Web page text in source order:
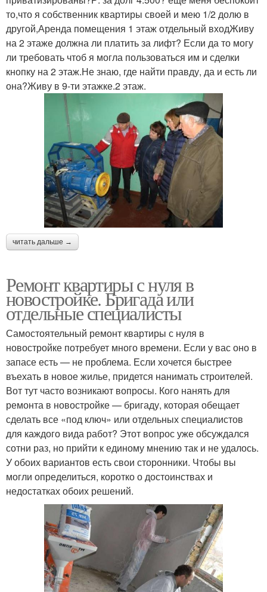
то,что я собственник квартиры своей и мею 1/2 долю в
другой,Аренда помещения 1 этаж отдельный входЖиву
на 2 этаже должна ли платить за лифт? Если да то могу
ли требовать чтоб я могла пользоваться им и сделки
кнопку на 2 этаж.Не знаю, где найти правду, да и есть ли
она?Живу в 9-ти этажке.2 этаж.
читать дальше →
Ремонт квартиры с нуля в
новостройке. Бригада или
отдельные специалисты
Самостоятельный ремонт квартиры с нуля в
новостройке потребует много времени. Если у вас оно в
запасе есть — не проблема. Если хочется быстрее
въехать в новое жилье, придется нанимать строителей.
Вот тут часто возникают вопросы. Кого нанять для
ремонта в новостройке — бригаду, которая обещает
сделать все «под ключ» или отдельных специалистов
для каждого вида работ? Этот вопрос уже обсуждался
сотни раз, но прийти к единому мнению так и не удалось.
У обоих вариантов есть свои сторонники. Чтобы вы
могли определиться, коротко о достоинствах и
недостатках обоих решений.